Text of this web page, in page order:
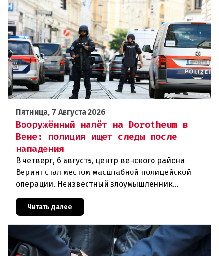
Пятница, 7 Августа 2026
Вооружённый налёт на Dorotheum в
Вене: полиция ищет следы после
нападения
В четверг, 6 августа, центр венского района
Веринг стал местом масштабной полицейской
операции. Неизвестный злоумышленник
совершил вооружённое нападение на филиал
знаменитого аукционного дома Dorotheu
Читать далее